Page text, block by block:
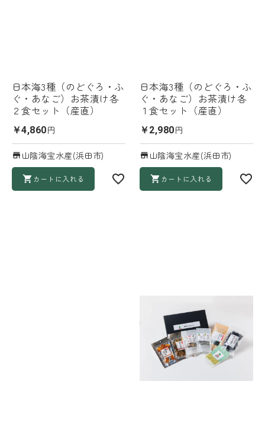
日本海3種（のどぐろ・ふ
ぐ・あなご）お茶漬け各
２食セット（産直）
￥4,860円
山陰海宝水産(浜田市)
カートに入れる
日本海3種（のどぐろ・ふ
ぐ・あなご）お茶漬け各
１食セット（産直）
￥2,980円
山陰海宝水産(浜田市)
カートに入れる